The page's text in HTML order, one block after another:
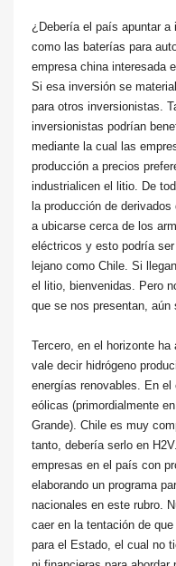
¿Debería el país apuntar a
como las baterías para
empresa china interesada
Si esa inversión se
para otros inversionistas.
inversionistas podrían
mediante la cual las
producción a precios
industrialicen el litio. De
la producción de
a ubicarse cerca de los
eléctricos y esto podría
lejano como Chile. Si
el litio, bienvenidas. Pero
que se nos presentan,
Tercero, en el horizonte ha
vale decir hidrógeno
energías renovables. En
eólicas (primordialmente
Grande). Chile es muy
tanto, debería serlo en
empresas en el país con
elaborando un programa
nacionales en este rubro.
caer en la tentación de
para el Estado, el cual no